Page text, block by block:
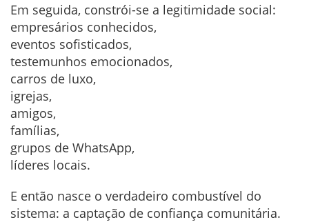
Em seguida, constrói-se a legitimidade social:
empresários conhecidos,
eventos sofisticados,
testemunhos emocionados,
carros de luxo,
igrejas,
amigos,
famílias,
grupos de WhatsApp,
líderes locais.
E então nasce o verdadeiro combustível do
sistema: a captação de confiança comunitária.